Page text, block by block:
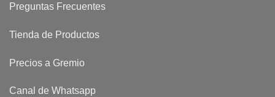
Preguntas Frecuentes
Tienda de Productos
Precios a Gremio
Canal de Whatsapp